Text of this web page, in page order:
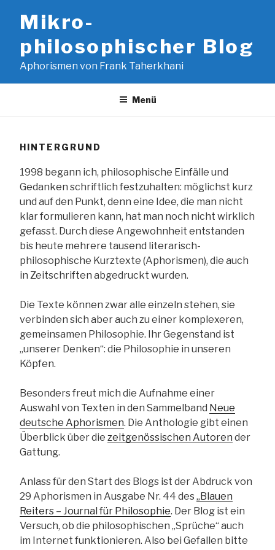
InhaltMikro-
philosophischer Blog
Aphorismen von Frank Taherkhani
Menü
HINTERGRUND
1998 begann ich, philosophische Einfälle und
Gedanken schriftlich festzuhalten: möglichst kurz
und auf den Punkt, denn eine Idee, die man nicht
klar formulieren kann, hat man noch nicht wirklich
gefasst. Durch diese Angewohnheit entstanden
bis heute mehrere tausend literarisch-
philosophische Kurztexte (Aphorismen), die auch
in Zeitschriften abgedruckt wurden.
Die Texte können zwar alle einzeln stehen, sie
verbinden sich aber auch zu einer komplexeren,
gemeinsamen Philosophie. Ihr Gegenstand ist
„unserer Denken“: die Philosophie in unseren
Köpfen.
Besonders freut mich die Aufnahme einer
Auswahl von Texten in den Sammelband Neue
deutsche Aphorismen. Die Anthologie gibt einen
Überblick über die zeitgenössischen Autoren der
Gattung.
Anlass für den Start des Blogs ist der Abdruck von
29 Aphorismen in Ausgabe Nr. 44 des„Blauen
Reiters – Journal für Philosophie. Der Blog ist ein
Versuch, ob die philosophischen „Sprüche“ auch
im Internet funktionieren. Also bei Gefallen bitte